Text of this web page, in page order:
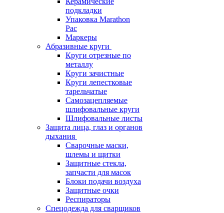
подкладки
Упаковка Marathon
Pac
Маркеры
Абразивные круги
Круги отрезные по
металлу
Круги зачистные
Круги лепестковые
тарельчатые
Самозацепляемые
шлифовальные круги
Шлифовальные листы
Защита лица, глаз и органов
дыхания
Сварочные маски,
шлемы и щитки
Защитные стекла,
запчасти для масок
Блоки подачи воздуха
Защитные очки
Респираторы
Спецодежда для сварщиков